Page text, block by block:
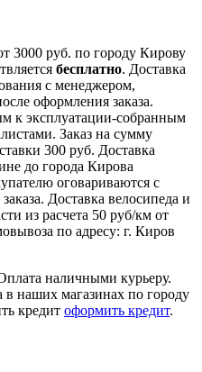
3000 руб. по городу Кирову
бесплатно. Доставка
с менеджером,
оформления заказа.
к эксплуатации-собранным
Заказ на сумму
300 руб. Доставка
до города Кирова
оговариваются с
Доставка велосипеда и
из расчета 50 руб/км от
по адресу: г. Киров
наличными курьеру.
в наших магазинах по городу
кредит оформить кредит.